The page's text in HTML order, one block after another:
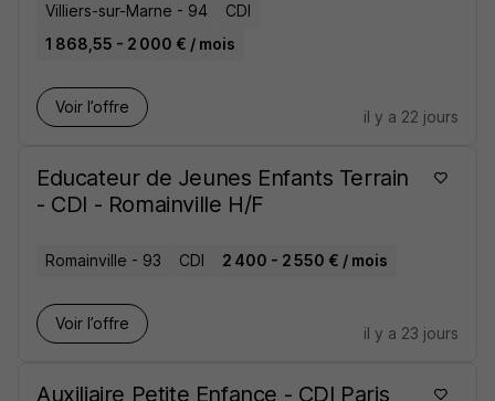
Villiers-sur-Marne - 94
CDI
1 868,55 - 2 000 € / mois
Voir l’offre
il y a 22 jours
Educateur de Jeunes Enfants Terrain
- CDI - Romainville H/F
Romainville - 93 CDI 2 400 - 2 550 € / mois
Voir l’offre
il y a 23 jours
Auxiliaire Petite Enfance - CDI Paris